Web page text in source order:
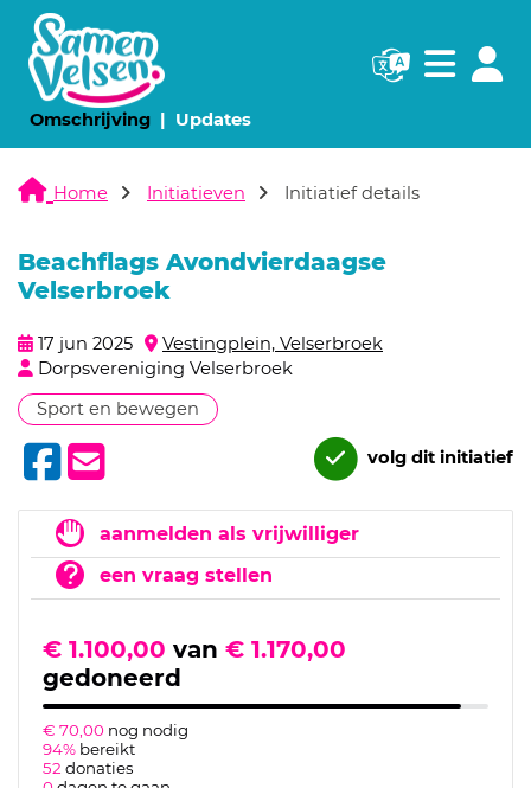
Omschrijving(huidige pagina)
Updates(huidige pagina)
Navigatie
Home Initiatieven Initiatief details
Beachflags Avondvierdaagse
Velserbroek
17 jun 2025
Vestingplein, Velserbroek
Dorpsvereniging Velserbroek
Sport en bewegen
volg dit initiatief
aanmelden als vrijwilliger
een vraag stellen
€ 1.100,00 van € 1.170,00
gedoneerd
€ 70,00 nog nodig
94% bereikt
52 donaties